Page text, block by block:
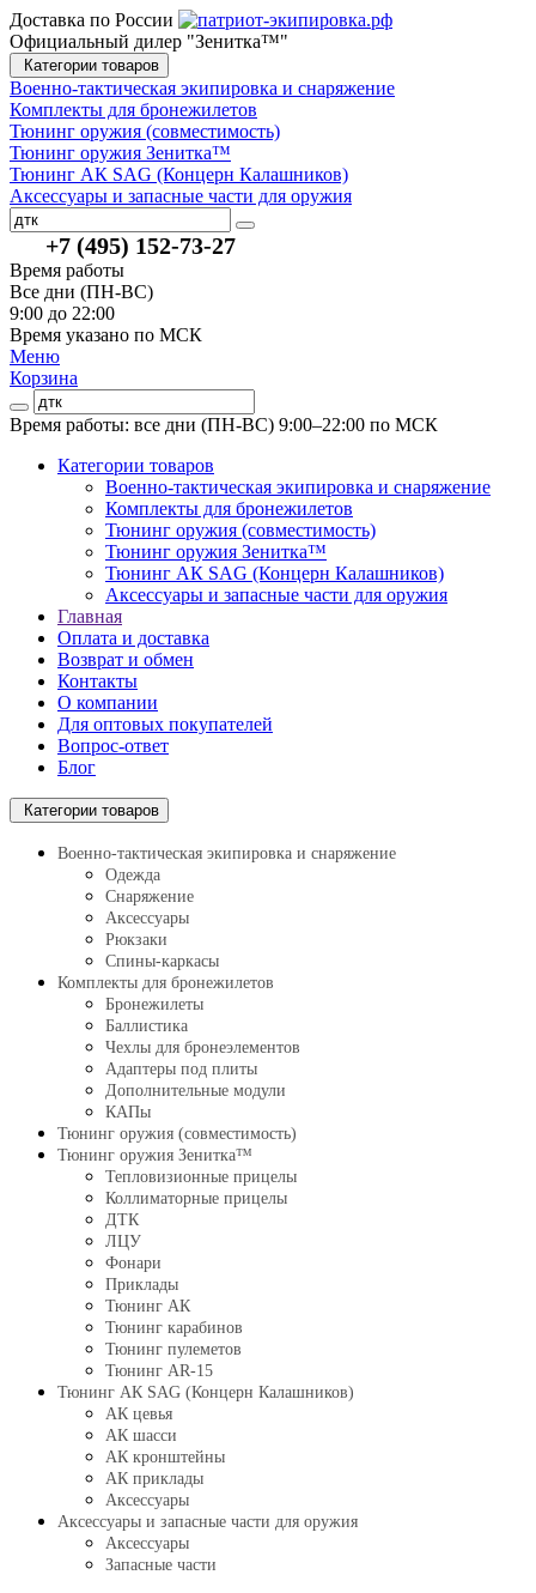
Доставка по России
Официальный дилер "Зенитка™"
Категории товаров
Военно-тактическая экипировка и снаряжение
Комплекты для бронежилетов
Тюнинг оружия (совместимость)
Тюнинг оружия Зенитка™
Тюнинг АК SAG (Концерн Калашников)
Аксессуары и запасные части для оружия
+7 (495) 152-73-27
Время работы
Все дни (ПН-ВС)
9:00 до 22:00
Время указано по МСК
Меню
Корзина
Время работы: все дни (ПН-ВС) 9:00–22:00 по МСК
Категории товаров
Военно-тактическая экипировка и снаряжение
Комплекты для бронежилетов
Тюнинг оружия (совместимость)
Тюнинг оружия Зенитка™
Тюнинг АК SAG (Концерн Калашников)
Аксессуары и запасные части для оружия
Главная
Оплата и доставка
Возврат и обмен
Контакты
О компании
Для оптовых покупателей
Вопрос-ответ
Блог
Категории товаров
Военно-тактическая экипировка и снаряжение
Одежда
Снаряжение
Аксессуары
Рюкзаки
Спины-каркасы
Комплекты для бронежилетов
Бронежилеты
Баллистика
Чехлы для бронеэлементов
Адаптеры под плиты
Дополнительные модули
КАПы
Тюнинг оружия (совместимость)
Тюнинг оружия Зенитка™
Тепловизионные прицелы
Коллиматорные прицелы
ДТК
ЛЦУ
Фонари
Приклады
Тюнинг АК
Тюнинг карабинов
Тюнинг пулеметов
Тюнинг AR-15
Тюнинг АК SAG (Концерн Калашников)
АК цевья
АК шасси
АК кронштейны
АК приклады
Аксессуары
Аксессуары и запасные части для оружия
Аксессуары
Запасные части